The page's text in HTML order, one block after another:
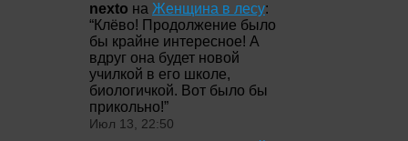
nexto на Женщина в лесу:
“Клёво! Продолжение было
бы крайне интересное! А
вдруг она будет новой
училкой в его школе,
биологичкой. Вот было бы
прикольно!”
Июл 13, 22:50